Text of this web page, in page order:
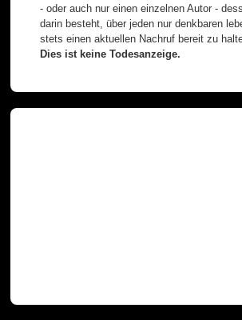
- oder auch nur einen einzelnen Autor -
darin besteht, über jeden nur denkbaren
stets einen aktuellen Nachruf bereit zu
Dies ist keine Todesanzeige.